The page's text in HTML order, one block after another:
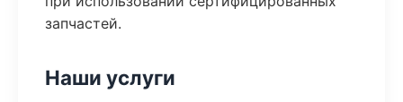
запчастей.
Наши услуги